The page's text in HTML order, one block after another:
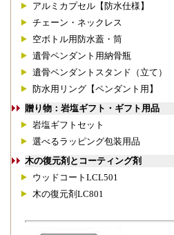
アルミカプセル【防水仕様】
チェーン・ネックレス
空ボトル用防水蓋・筒
遺骨ペンダント用納骨瓶
遺骨ペンダントスタンド（立て）
防水用リング【ペンダント用】
贈り物：岩塩ギフト・ギフト用品
岩塩ギフトセット
選べるラッピング包装用品
木の復元剤とコーティング剤
ウッドコートLCL501
木の復元剤LC801